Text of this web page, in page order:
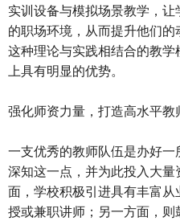
实训设备与模拟场景教学，
的职场环境，从而提升他们的
这种理论与实践相结合的教
上具有明显的优势。
强化师资力量，打造高水平教
一支优秀的教师队伍是办好
深知这一点，并为此投入大
面，学校积极引进具有丰富
授或兼职讲师；另一方面，